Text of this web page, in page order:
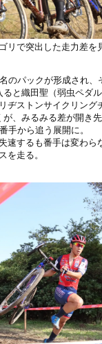
リで突出した走力差を
のパックが形成され、
ると織田聖（弱虫ペダ
ヂストンサイクリング
が、みるみる差が開き
手から追う展開に。
速するも番手は変わ
を走る。